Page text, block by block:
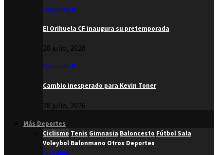
Segunda B
El Orihuela CF inaugura su pretemporada
28 julio, 2026
Segunda B
Cambio inesperado para Kevin Toner
28 julio, 2026
Más Deportes
Ciclismo Tenis Gimnasia Baloncesto Fútbol Sala
Voleybol Balonmano Otros Deportes
Ciclismo